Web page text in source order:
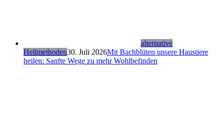
alternative
Heilmethoden30. Juli 2026Mit Bachblüten unsere Haustiere
heilen: Sanfte Wege zu mehr Wohlbefinden